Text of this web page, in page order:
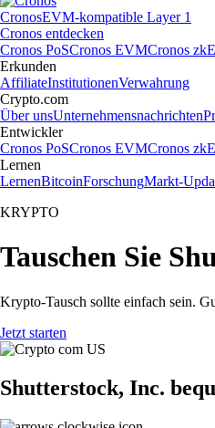
CronosEVM-kompatible Layer 1
Cronos entdecken
Cronos PoSCronos EVMCronos
Erkunden
AffiliateInstitutionenVerwahrung
Crypto.com
Über unsUnternehmensnachrichten
Entwickler
Cronos PoSCronos EVMCronos
Lernen
LernenBitcoinForschungMarkt-
KRYPTO
Tauschen Sie
Krypto-Tausch sollte einfach sein.
Jetzt starten
Shutterstock, Inc.